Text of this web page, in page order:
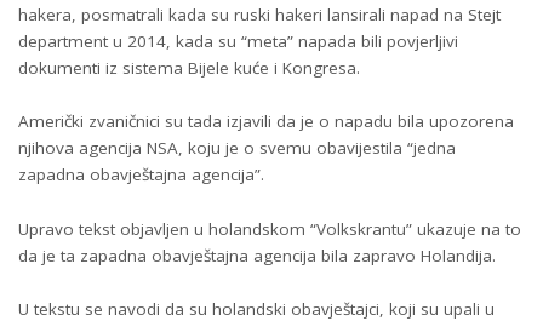
hakera, posmatrali kada su ruski hakeri lansirali napad na Stejt
department u 2014, kada su “meta” napada bili povjerljivi
dokumenti iz sistema Bijele kuće i Kongresa.
Američki zvaničnici su tada izjavili da je o napadu bila upozorena
njihova agencija NSA, koju je o svemu obavijestila “jedna
zapadna obavještajna agencija”.
Upravo tekst objavljen u holandskom “Volkskrantu” ukazuje na to
da je ta zapadna obavještajna agencija bila zapravo Holandija.
U tekstu se navodi da su holandski obavještajci, koji su upali u